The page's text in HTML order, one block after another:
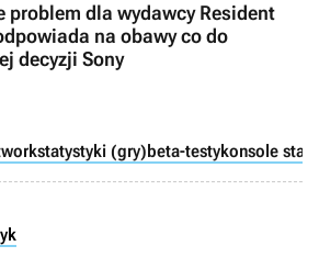
problem dla wydawcy Resident
na obawy co do
decyzji Sony
statystyki (gry) beta-testykonsole